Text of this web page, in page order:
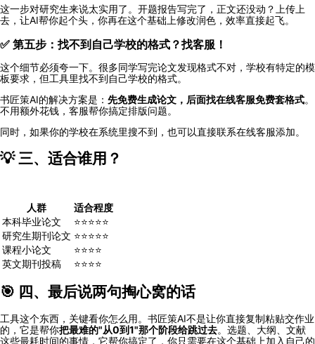
这一步对研究生来说太实用了。开题报告写完了，正文还没动？上传上
去，让AI帮你起个头，你再在这个基础上修改润色，效率直接起飞。
✅ 第五步：找不到自己学校的格式？找客服！
这个细节必须夸一下。很多同学写完论文发现格式不对，学校有特定的模
板要求，但工具里找不到自己学校的格式。
书匠策AI的解决方案是： 先免费生成论文，后面找在线客服免费套格式。
不用额外花钱，客服帮你搞定排版问题。
同时，如果你的学校在系统里搜不到，也可以直接联系在线客服添加。
💡 三、适合谁用？
人群
适合程度
本科毕业论文
⭐⭐⭐⭐⭐
研究生期刊论文 ⭐⭐⭐⭐⭐
课程小论文
⭐⭐⭐⭐
英文期刊投稿
⭐⭐⭐⭐
🎯 四、最后说两句掏心窝的话
工具这个东西，关键看你怎么用。书匠策AI不是让你直接复制粘贴交作业
的，它是帮你把最难的"从0到1"那个阶段给跳过去。选题、大纲、文献
这些最耗时间的事情，它帮你搞定了，你只需要在这个基础上加入自己的